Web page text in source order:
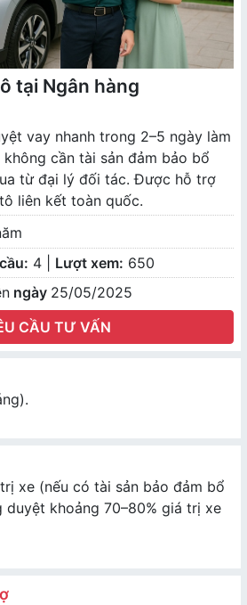
tại Ngân hàng
vay nhanh trong 2–5 ngày làm
cần tài sản đảm bảo bổ
từ đại lý đối tác. Được hỗ trợ
liên kết toàn quốc.
4 | Lượt xem: 650
ngày 25/05/2025
CẦU TƯ VẤN
xe (nếu có tài sản bảo đảm bổ
duyệt khoảng 70–80% giá trị xe